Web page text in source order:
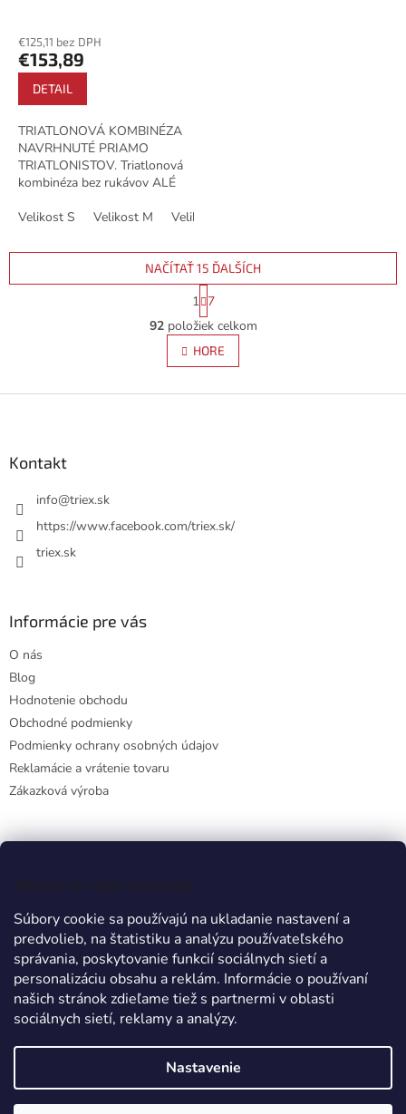
Vážime si vaše súkromie
Súbory cookie sa používajú na ukladanie nastavení a
predvolieb, na štatistiku a analýzu používateľského
správania, poskytovanie funkcií sociálnych sietí a
personalizáciu obsahu a reklám. Informácie o používaní
našich stránok zdieľame tiež s partnermi v oblasti
sociálnych sietí, reklamy a analýzy.
Nastavenie
€125,11 bez DPH
€153,89
DETAIL
TRIATLONOVÁ KOMBINÉZA
NAVRHNUTÉ PRIAMO
TRIATLONISTOV. Triatlonová
kombinéza bez rukávov ALÉ
vodeodpudivej látky, ktorá sa
Velikost S Velikost M Velikost L
O
v
l
á
k
NAČÍTAŤ 15 ĎALŠÍCH
S
t
r
á
n
k
v
1 7
92položiek celkom
HORE
Kontakt
info@triex.sk
https://www.facebook.com/triex.sk/
triex.sk
Informácie pre vás
O nás
Blog
Hodnotenie obchodu
Obchodné podmienky
Podmienky ochrany osobných údajov
Reklamácie a vrátenie tovaru
Zákazková výroba
Prijímame online platby
Vytvoril Shoptet